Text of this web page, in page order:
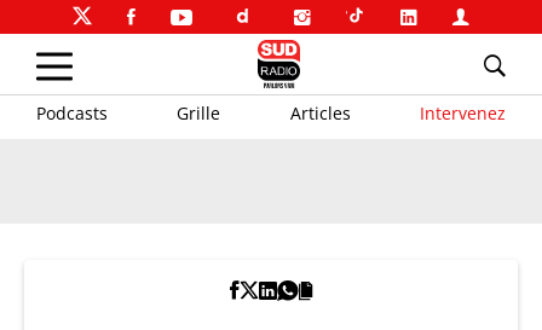
Podcasts Grille Articles Intervenez